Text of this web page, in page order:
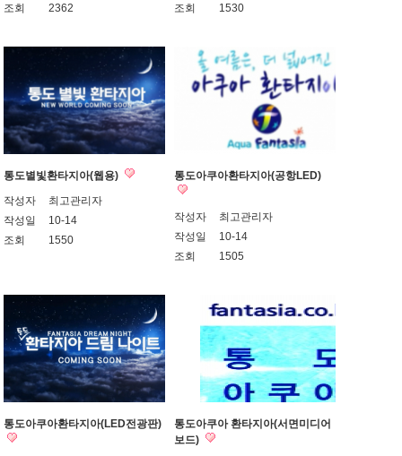
조회
2362
조회
1530
통도별빛환타지아(웹용)
작성자
최고관리자
작성일
10-14
조회
1550
통도아쿠아환타지아(공항LED)
작성자
최고관리자
작성일
10-14
조회
1505
통도아쿠아환타지아(LED전광판)
통도아쿠아 환타지아(서면미디어
보드)